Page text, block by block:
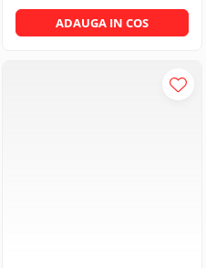
Suporturi lumanari
ADAUGA IN COS